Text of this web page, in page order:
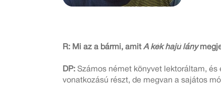
R: Mi az a bármi, amit A kék hajú lány
DP:Számos német könyvet lektoráltam, és
vonatkozású részt, de megvan a sajátos